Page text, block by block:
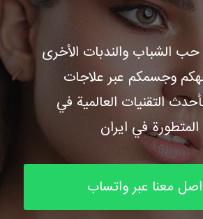
الشباب والندبات الأخرى
وجسمكم عبر علاجات
التقنيات العالمية في
في ايران
معنا عبر واتساب